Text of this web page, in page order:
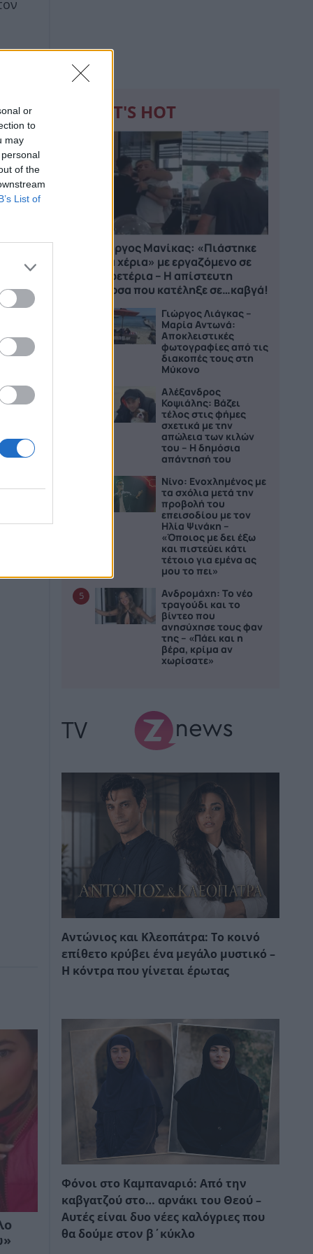
or
to
may
of the
List of
WHAT'S HOT
Γιώργος Μανίκας: «Πιάστηκε
στα χέρια» με εργαζόμενο σε
καφετέρια – Η απίστευτη
φάρσα που κατέληξε σε…καβγά!
Γιώργος Λιάγκας –
Μαρία Αντωνά:
Αποκλειστικές
φωτογραφίες από τις
διακοπές τους στη
Μύκονο
Αλέξανδρος
Κοψιάλης: Βάζει
τέλος στις φήμες
σχετικά με την
απώλεια των κιλών
του – Η δημόσια
απάντησή του
Νίνο: Ενοχλημένος με
τα σχόλια μετά την
προβολή του
επεισοδίου με τον
Ηλία Ψινάκη –
«Όποιος με δει έξω
και πιστεύει κάτι
τέτοιο για εμένα ας
μου το πει»
5
Ανδρομάχη: Το νέο
τραγούδι και το
βίντεο που
ανησύχησε τους φαν
της – «Πάει και η
βέρα, κρίμα αν
χωρίσατε»
TV
Αντώνιος και Κλεοπάτρα: Το κοινό
επίθετο κρύβει ένα μεγάλο μυστικό –
Η κόντρα που γίνεται έρωτας
Φόνοι στο Καμπαναριό: Από την
καβγατζού στο… αρνάκι του Θεού –
Αυτές είναι δυο νέες καλόγριες που
θα δούμε στον β΄κύκλο